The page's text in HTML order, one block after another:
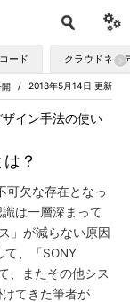
ード クラウドネイ
2018年5月14日 更新
開
？
イン手法の使い
可欠な存在となっ
は一層深まって
」が減らない原因
、「SONY
、またその他シス
てきた筆者が